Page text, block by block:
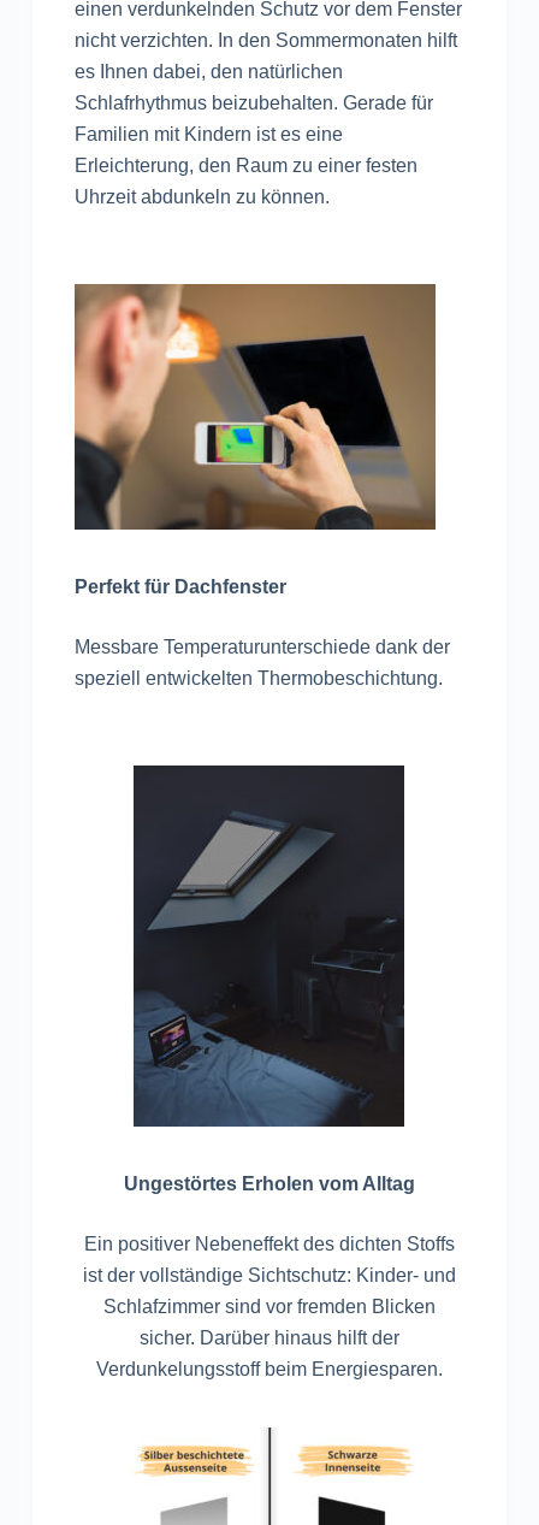
einen verdunkelnden Schutz vor dem Fenster
nicht verzichten. In den Sommermonaten hilft
es Ihnen dabei, den natürlichen
Schlafrhythmus beizubehalten. Gerade für
Familien mit Kindern ist es eine
Erleichterung, den Raum zu einer festen
Uhrzeit abdunkeln zu können.
Perfekt für Dachfenster
Messbare Temperaturunterschiede dank der
speziell entwickelten Thermobeschichtung.
Ungestörtes Erholen vom Alltag
Ein positiver Nebeneffekt des dichten Stoffs
ist der vollständige Sichtschutz: Kinder- und
Schlafzimmer sind vor fremden Blicken
sicher. Darüber hinaus hilft der
Verdunkelungsstoff beim Energiesparen.